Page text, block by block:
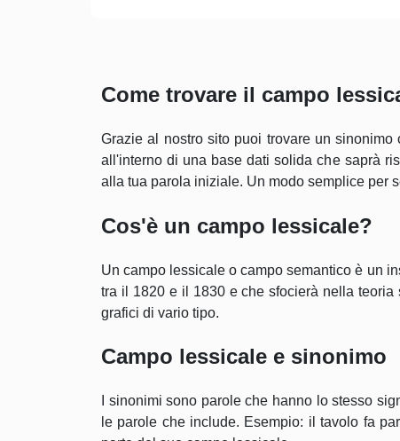
Come trovare il campo
Grazie al nostro sito puoi trovare un
all'interno di una base dati solida che saprà
alla tua parola iniziale. Un modo semplice per
Cos'è un campo lessicale?
Un campo lessicale o campo semantico è un
tra il 1820 e il 1830 e che sfocierà nella
grafici di vario tipo.
Campo lessicale e sinonimo
I sinonimi sono parole che hanno lo stesso
le parole che include. Esempio: il tavolo fa